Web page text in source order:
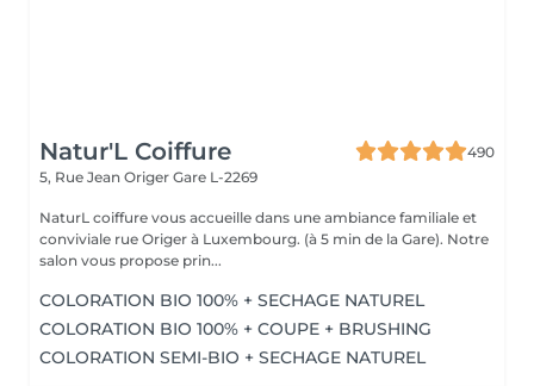
Natur'L Coiffure
490
5, Rue Jean Origer Gare L-2269
NaturL coiffure vous accueille dans une ambiance familiale et
conviviale rue Origer à Luxembourg. (à 5 min de la Gare). Notre
salon vous propose prin...
COLORATION BIO 100% + SECHAGE NATUREL
COLORATION BIO 100% + COUPE + BRUSHING
COLORATION SEMI-BIO + SECHAGE NATUREL